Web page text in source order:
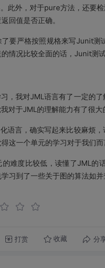
此外，对于pure方法，还要
回值是否正确。
要严格按照规格来写Junit测
情况比较全面的话， Junit测
，我对JML语言有了一定的
对于JML的理解能力有了很大
语言，确实写起来比较麻烦
这一个单元的学习对于我们
难度比较低，读懂了JML的
习到了一些关于图的算法如并
打赏 收藏 分